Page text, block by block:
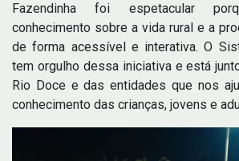
Fazendinha foi espetacular
conhecimento sobre a vida rural e a
de forma acessível e interativa. O
tem orgulho dessa iniciativa e está
Rio Doce e das entidades que nos
conhecimento das crianças, jovens e